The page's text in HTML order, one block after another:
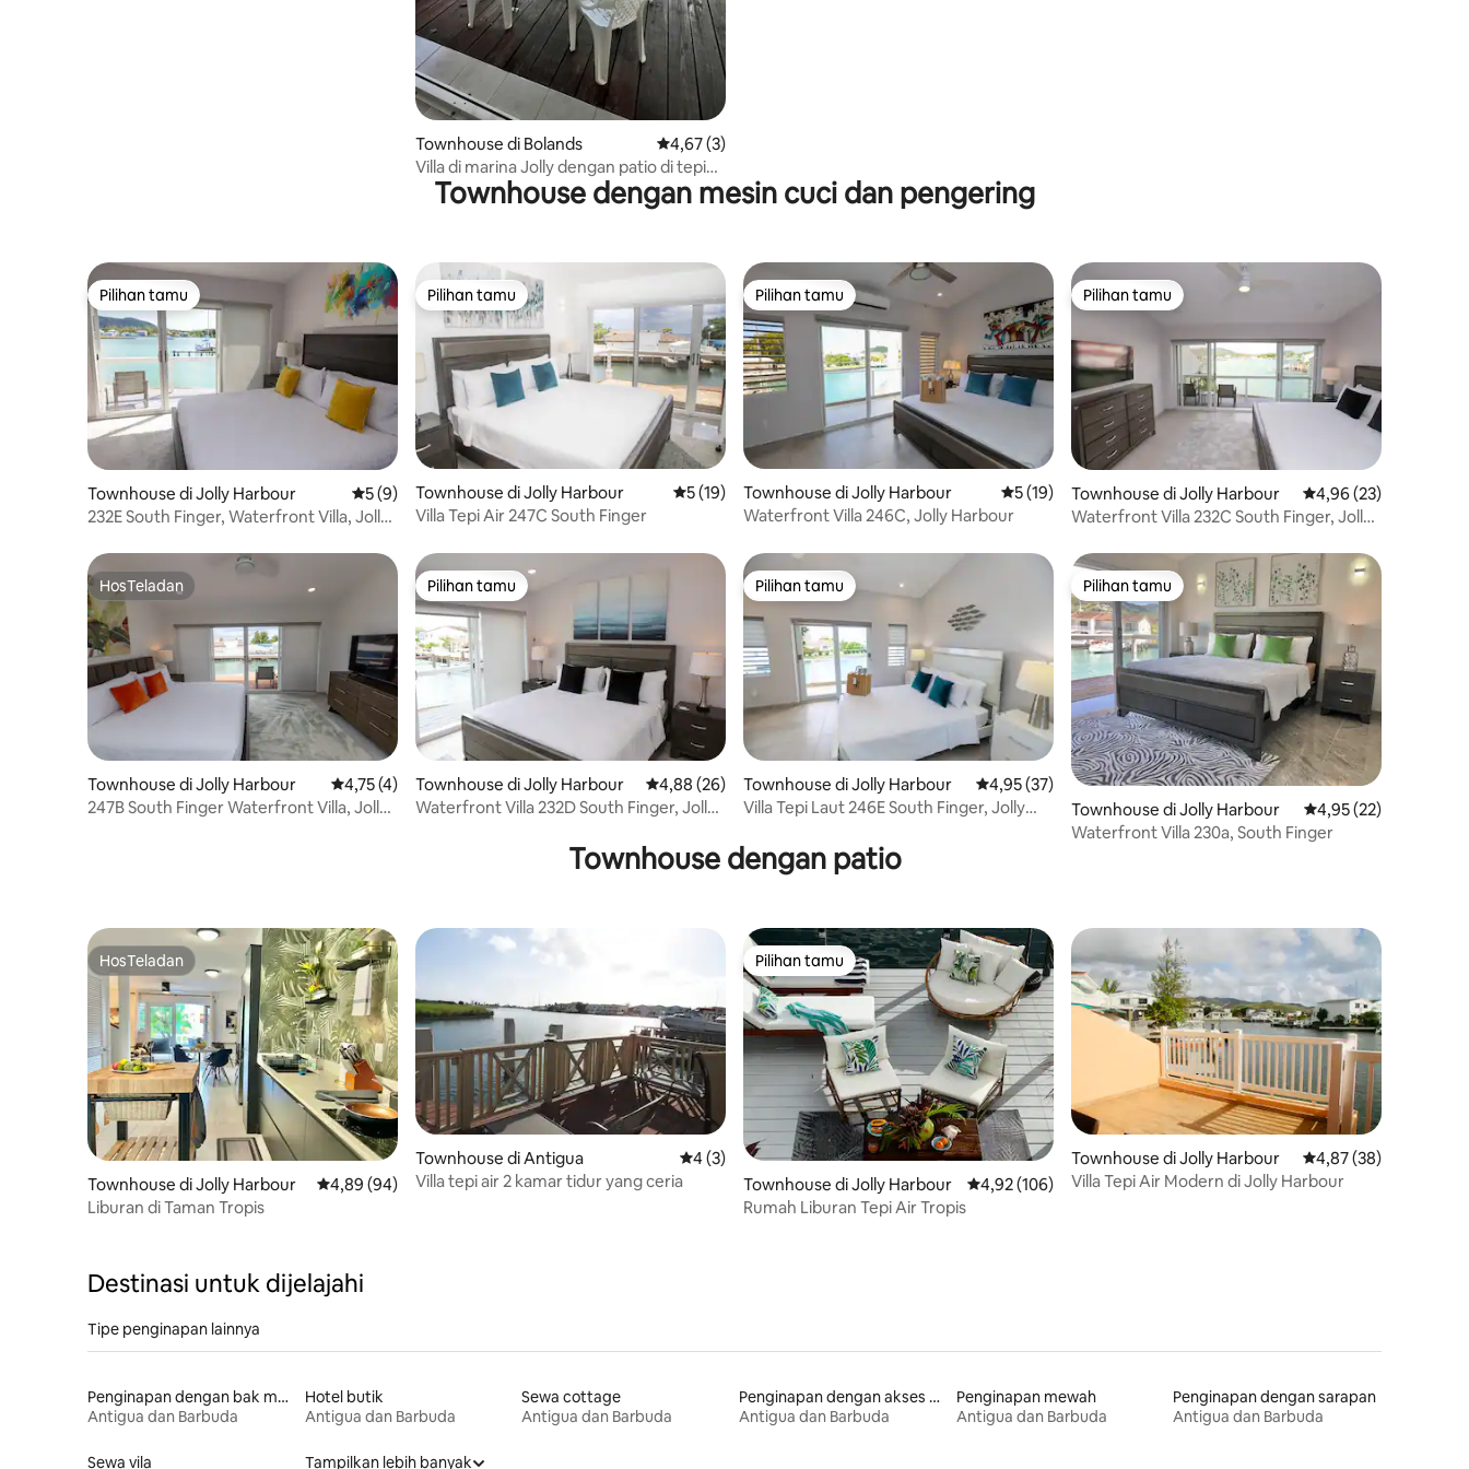
Townhouse di Bolands Nilai rata-rata 4,67 dari 5, 3 ulasan
4,67 (3)
Villa di marina Jolly dengan patio di tepi
Townhouse dengan mesin cuci dan pengering
Pilihan tamu
Pilihan tamu
Townhouse di Jolly Harbour Nilai rata-rata 5 dari 5, 9 ulasan
5 (9)
232E South Finger, Waterfront Villa, Jolly
Pilihan tamu
Pilihan tamu
Townhouse di Jolly Harbour Nilai rata-rata 5 dari 5, 19 ulasan
5 (19)
Villa Tepi Air 247C South Finger
Pilihan tamu
Pilihan tamu
Townhouse di Jolly Harbour Nilai rata-rata 5 dari 5, 19 ulasan
5 (19)
Waterfront Villa 246C, Jolly Harbour
Pilihan tamu
Pilihan tamu
Townhouse di Jolly Harbour Nilai rata-rata 4,96
4,96 (23)
Waterfront Villa 232C South Finger, Jolly
HosTeladan
HosTeladan
Townhouse di Jolly Harbour Nilai rata-rata 4,75 dari 5, 4 ulasan
4,75 (4)
247B South Finger Waterfront Villa, Jolly
Pilihan tamu
Pilihan tamu
Townhouse di Jolly Harbour Nilai rata-rata 4,88 dari 5, 26 ulasan
4,88 (26)
Waterfront Villa 232D South Finger, Jolly
Pilihan tamu
Pilihan tamu
Townhouse di Jolly Harbour Nilai rata-rata 4,95 dari 5, 37 ulasan
4,95 (37)
Villa Tepi Laut 246E South Finger, Jolly
Pilihan tamu
Pilihan tamu
Townhouse di Jolly Harbour Nilai rata-rata 4,95
4,95 (22)
Waterfront Villa 230a, South Finger
Townhouse dengan patio
HosTeladan
HosTeladan
Townhouse di Jolly Harbour Nilai rata-rata 4,89 dari 5, 94 ulasan
4,89 (94)
Liburan di Taman Tropis
Townhouse di Antigua Nilai rata-rata 4 dari 5, 3 ulasan
4 (3)
Villa tepi air 2 kamar tidur yang ceria
Pilihan tamu
Pilihan tamu
Townhouse di Jolly Harbour Nilai rata-rata 4,92 dari 5, 106 ulasan
4,92 (106)
Rumah Liburan Tepi Air Tropis
Townhouse di Jolly Harbour Nilai rata-rata 4,87
4,87 (38)
Villa Tepi Air Modern di Jolly Harbour
Destinasi untuk dijelajahi
Tipe penginapan lainnya
Penginapan dengan bak mandi air panas
Antigua dan Barbuda
Hotel butik
Antigua dan Barbuda
Sewa cottage
Antigua dan Barbuda
Penginapan dengan akses ke pantai
Antigua dan Barbuda
Penginapan mewah
Antigua dan Barbuda
Penginapan dengan sarapan
Antigua dan Barbuda
Sewa vila Tampilkan lebih banyak